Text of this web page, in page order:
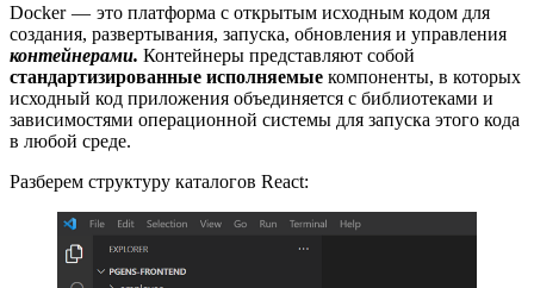
Docker — это платформа с открытым исходным кодом для
создания, развертывания, запуска, обновления и управления
контейнерами. Контейнеры представляют собой
стандартизированные исполняемые компоненты, в которых
исходный код приложения объединяется с библиотеками и
зависимостями операционной системы для запуска этого кода
в любой среде.
Разберем структуру каталогов React: